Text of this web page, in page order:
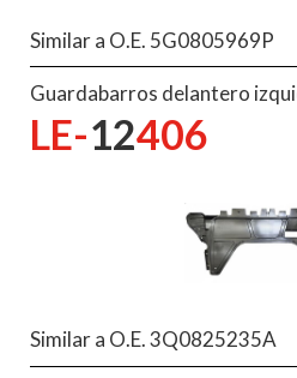
Similar a O.E. 5G0805969P
Guardabarros delantero
LE-12406
Similar a O.E. 3Q0825235A